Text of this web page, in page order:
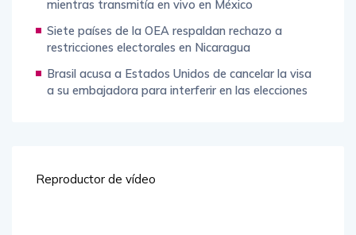
mientras transmitía en vivo en México
Siete países de la OEA respaldan rechazo a
restricciones electorales en Nicaragua
Brasil acusa a Estados Unidos de cancelar la visa
a su embajadora para interferir en las elecciones
Reproductor de vídeo